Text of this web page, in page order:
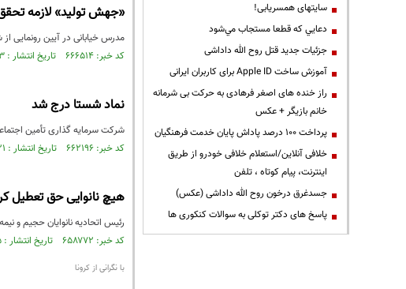
«جهش تولید» لازمه
مدرس خیابانی در آیین
کد خبر: ۶۶۶۵۱۴ تاریخ انتشار : ۱۳۹۹/۰۲/۲۳
نماد شستا درج شد
شرکت سرمایه گذاری تأمین اجتماعی (بزرگ‌ترین هلدینگ
کد خبر: ۶۶۲۱۹۶ تاریخ انتشار : ۱۳۹۹/۰۱/۲۱
هیچ نانوایی حق تعطیل
رئیس اتحادیه نانوایان حجیم و نیمه
کد خبر: ۶۵۸۷۷۲ تاریخ انتشار : ۱۳۹۸/۱۲/۲۵
با نگرانی از کرونا
سایتهای همسریابی!
دعايي كه قطعا مستجاب مي‌شود
جزئیات جدید قتل روح الله داداشی
آموزش ساخت Apple ID برای کاربران ایرانی
راز خنده های اصغر فرهادی به حرکت بی شرمانه
خانم بازیگر + عکس
پرداخت ۱۰۰ درصد پاداش پایان خدمت فرهنگیان
خلافی آنلاین/استعلام خلافی خودرو از طریق
اینترنت، پیام کوتاه ، تلفن
جسدغرق درخون روح الله داداشی (عکس)
پاسخ های دکتر توکلی به سوالات کنکوری ها